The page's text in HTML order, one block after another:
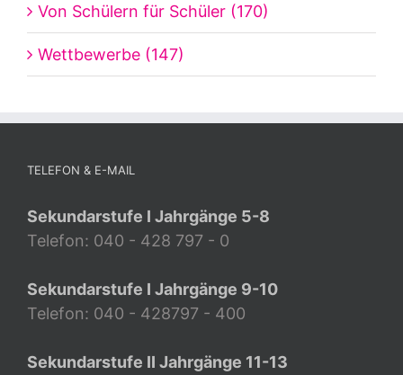
Von Schülern für Schüler (170)
Wettbewerbe (147)
TELEFON & E-MAIL
Sekundarstufe I Jahrgänge 5-8
Telefon: 040 - 428 797 - 0
Sekundarstufe I Jahrgänge 9-10
Telefon: 040 - 428797 - 400
Sekundarstufe II Jahrgänge 11-13